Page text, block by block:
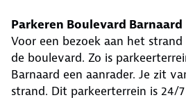
Parkeren Boulevard Barnaard
Voor een bezoek aan het
de boulevard. Zo is
Barnaard een aanrader. Je zit
strand. Dit parkeerterrein is 24/